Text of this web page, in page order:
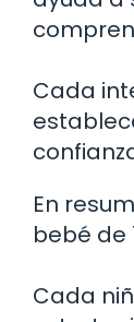
Cada
En
bebé de
Cada